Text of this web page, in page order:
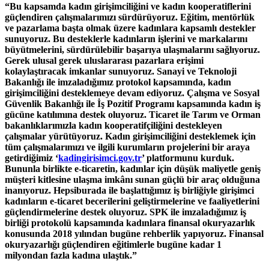
“Bu kapsamda kadın girişimciliğini ve kadın kooperatiflerini
güçlendiren çalışmalarımızı sürdürüyoruz. Eğitim, mentörlük
ve pazarlama başta olmak üzere kadınlara kapsamlı destekler
sunuyoruz. Bu desteklerle kadınların işlerini ve markalarını
büyütmelerini, sürdürülebilir başarıya ulaşmalarını sağlıyoruz.
Gerek ulusal gerek uluslararası pazarlara erişimi
kolaylaştıracak imkanlar sunuyoruz. Sanayi ve Teknoloji
Bakanlığı ile imzaladığımız protokol kapsamında, kadın
girişimciliğini desteklemeye devam ediyoruz. Çalışma ve Sosyal
Güvenlik Bakanlığı ile İş Pozitif Programı kapsamında kadın iş
gücüne katılımına destek oluyoruz. Ticaret ile Tarım ve Orman
bakanlıklarımızla kadın kooperatifçiliğini destekleyen
çalışmalar yürütüyoruz. Kadın girişimciliğini desteklemek için
tüm çalışmalarımızı ve ilgili kurumların projelerini bir araya
getirdiğimiz ‘kadingirisimci.gov.tr’ platformunu kurduk.
Bununla birlikte e-ticaretin, kadınlar için düşük maliyetle geniş
müşteri kitlesine ulaşma imkânı sunan güçlü bir araç olduğuna
inanıyoruz. Hepsiburada ile başlattığımız iş birliğiyle girişimci
kadınların e-ticaret becerilerini geliştirmelerine ve faaliyetlerini
güçlendirmelerine destek oluyoruz. SPK ile imzaladığımız iş
birliği protokolü kapsamında kadınlara finansal okuryazarlık
konusunda 2018 yılından bugüne rehberlik yapıyoruz. Finansal
okuryazarlığı güçlendiren eğitimlerle bugüne kadar 1
milyondan fazla kadına ulaştık.”